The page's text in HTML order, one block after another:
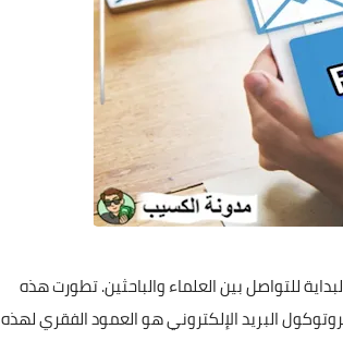
للتواصل بين العلماء والباحثين. تطورت هذه
البريد الإلكتروني هو العمود الفقري لهذه